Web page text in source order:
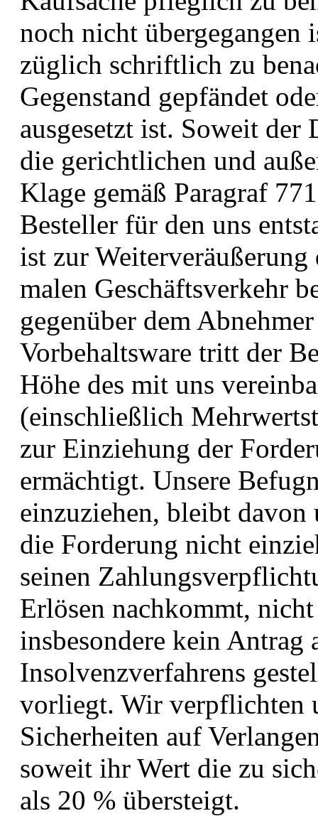
noch nicht übergegangen
züglich schriftlich zu
Gegenstand gepfändet
ausgesetzt ist. Soweit
die gerichtlichen und
Klage gemäß Paragraf
Besteller für den uns
ist zur
malen Geschäftsverkehr
gegenüber dem
Vorbehaltsware tritt der
Höhe des mit uns
(einschließlich
zur Einziehung der
ermächtigt. Unsere
einzuziehen, bleibt
die Forderung nicht
seinen
Erlösen nachkommt,
insbesondere kein Antrag
Insolvenzverfahrens
vorliegt. Wir verpflichten
Sicherheiten auf
soweit ihr Wert die zu
als 20 % übersteigt.